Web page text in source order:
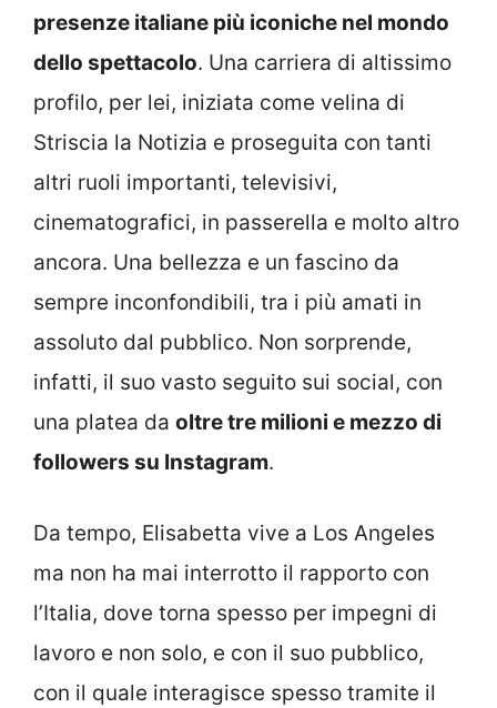
presenze italiane più iconiche nel mondo
dello spettacolo. Una carriera di altissimo
profilo, per lei, iniziata come velina di
Striscia la Notizia e proseguita con tanti
altri ruoli importanti, televisivi,
cinematografici, in passerella e molto altro
ancora. Una bellezza e un fascino da
sempre inconfondibili, tra i più amati in
assoluto dal pubblico. Non sorprende,
infatti, il suo vasto seguito sui social, con
una platea da oltre tre milioni e mezzo di
followers su Instagram.
Da tempo, Elisabetta vive a Los Angeles
ma non ha mai interrotto il rapporto con
l’Italia, dove torna spesso per impegni di
lavoro e non solo, e con il suo pubblico,
con il quale interagisce spesso tramite il